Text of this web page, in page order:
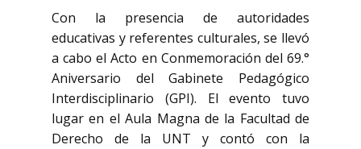
Con la presencia de autoridades
educativas y referentes culturales, se llevó
a cabo el Acto en Conmemoración del 69.°
Aniversario del Gabinete Pedagógico
Interdisciplinario (GPI). El evento tuvo
lugar en el Aula Magna de la Facultad de
Derecho de la UNT y contó con la